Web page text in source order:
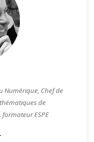
Numérique, Chef de
de
formateur ESPE